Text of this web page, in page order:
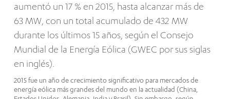
aumentó un 17 % en 2015, hasta alcanzar más de
63 MW, con un total acumulado de 432 MW
durante los últimos 15 años, según el Consejo
Mundial de la Energía Eólica (GWEC por sus siglas
en inglés).
2015 fue un año de crecimiento significativo para mercados de
energía eólica más grandes del mundo en la actualidad (China,